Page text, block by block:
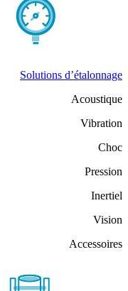
Solutions d’étalonnage
Acoustique
Vibration
Choc
Pression
Inertiel
Vision
Accessoires